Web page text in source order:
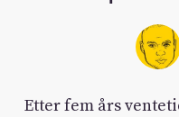
Etter fem års